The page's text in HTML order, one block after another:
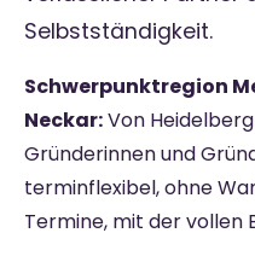
Selbstständigkeit.
Schwerpunktregion
Neckar:Von
Gründerinnen und
terminflexibel, ohne
Termine, mit der vollen